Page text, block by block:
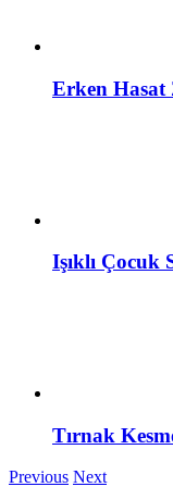
Erken Hasat
Işıklı Çocuk
Tırnak
Previous Next